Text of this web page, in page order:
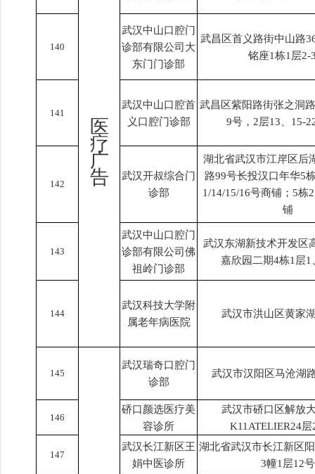
医
疗
广
告
140
武汉中山口腔门
诊部有限公司大
东门门诊部
武昌区首义路街中山路
铭座1栋1层2-
141
武汉中山口腔首
义口腔门诊部
武昌区紫阳路街张之洞
9号，2层13、15-
142
武汉开叔综合门
诊部
湖北省武汉市江岸区后
路99号长投汉口年华5
1/14/15/16号商铺；5栋
铺
143
武汉中山口腔门
诊部有限公司佛
祖岭门诊部
武汉东湖新技术开发区
嘉欣园二期4栋1层1
144
武汉科技大学附
属老年病医院
武汉市洪山区黄家
145
武汉瑞奇口腔门
诊部
武汉市汉阳区马沧湖
146
硚口颜选医疗美
容诊所
武汉市硚口区解放
K11ATELIER24层
147
武汉长江新区王
娟中医诊所
湖北省武汉市长江新区
3幢1层12号